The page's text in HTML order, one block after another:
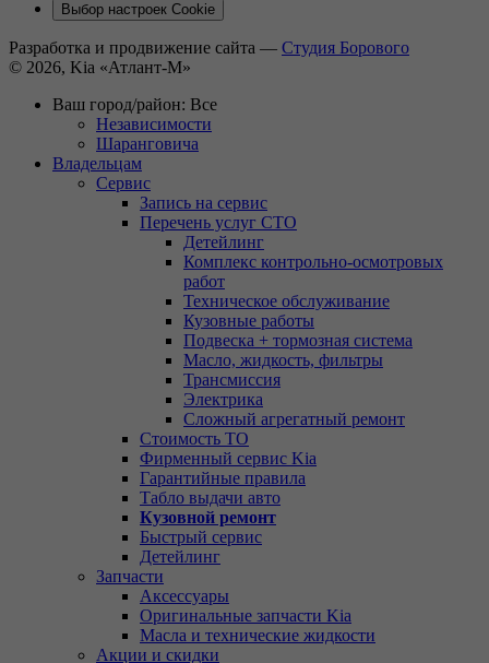
Выбор настроек Cookie
Разработка и продвижение сайта — Студия Борового
© 2026, Kia «Атлант-М»
Ваш город/район: Все
Независимости
Шаранговича
Владельцам
Сервис
Запись на сервис
Перечень услуг СТО
Детейлинг
Комплекс контрольно-осмотровых
работ
Техническое обслуживание
Кузовные работы
Подвеска + тормозная система
Масло, жидкость, фильтры
Трансмиссия
Электрика
Сложный агрегатный ремонт
Стоимость ТО
Фирменный сервис Kia
Гарантийные правила
Табло выдачи авто
Кузовной ремонт
Быстрый сервис
Детейлинг
Запчасти
Аксессуары
Оригинальные запчасти Kia
Масла и технические жидкости
Акции и скидки